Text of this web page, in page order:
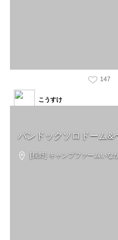
147
バンドックソロドーム&
[長野] キャンプファームいな
こうすけ